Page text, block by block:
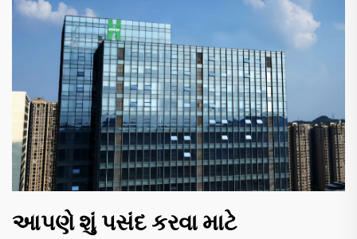
આપણે શું પસંદ કરવા માટે